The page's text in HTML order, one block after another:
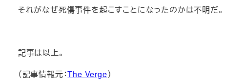
それがなぜ死傷事件を起こすことになったのかは不明だ。
記事は以上。
（記事情報元：The Verge）